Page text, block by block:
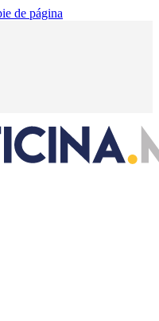
de página